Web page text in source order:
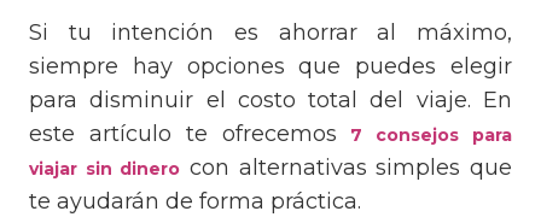
Si tu intención es ahorrar al máximo,
siempre hay opciones que puedes elegir
para disminuir el costo total del viaje. En
este artículo te ofrecemos
7 consejos para
viajar sin dinero con alternativas simples que
te ayudarán de forma práctica.